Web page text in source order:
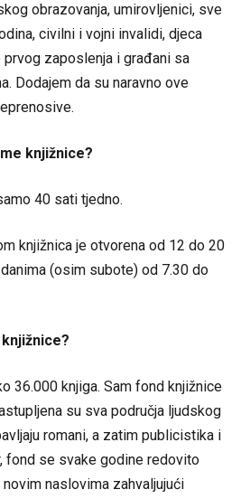
obrazovanja, umirovljenici, sve
civilni i vojni invalidi, djeca
zaposlenja i građani sa
Dodajem da su naravno ove
knjižnice?
40 sati tjedno.
knjižnica je otvorena od 12 do 20
(osim subote) od 7.30 do
36.000 knjiga. Sam fond knjižnice
su sva područja ljudskog
romani, a zatim publicistika i
fond se svake godine redovito
naslovima zahvaljujući